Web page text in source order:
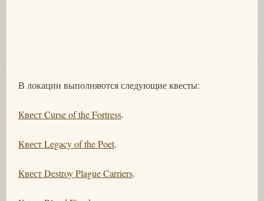
В локации выполняются следующие квесты:
Квест Curse of the Fortress.
Квест Legacy of the Poet.
Квест Destroy Plague Carriers.